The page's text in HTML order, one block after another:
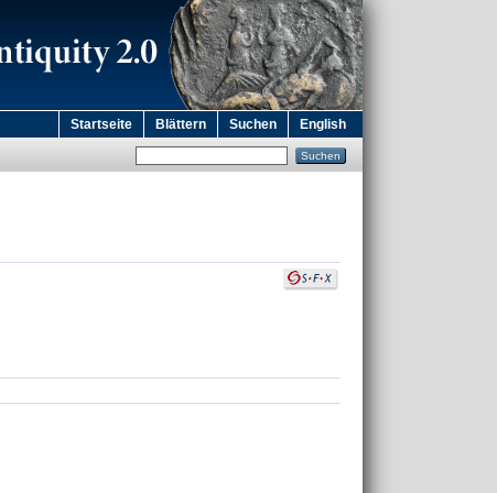
Startseite Blättern Suchen English